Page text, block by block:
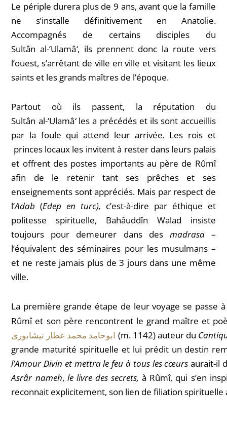
Le périple durera plus de 9 ans, avant que la famille
ne s’installe définitivement en Anatolie.
Accompagnés de certains disciples du
Sultân al-‘Ulamâ‘, ils prennent donc la route vers
l’ouest, s’arrêtant de ville en ville et visitant les lieux
saints et les grands maîtres de l’époque.
Partout où ils passent, la réputation du
Sultân al-‘Ulamâ‘les a précédés et ils sont accueillis
par la foule qui attend leur arrivée. Les rois et
princes locaux les invitent à rester dans leurs palais
et offrent des postes importants au père de Rûmî
afin de le retenir tant ses prêches et ses
enseignements sont appréciés. Mais par respect de
l’Adab (Edep en turc), c’est-à-dire par éthique et
politesse spirituelle, Bahâuddîn Walad insiste
toujours pour demeurer dans des madrasa –
l’équivalent des séminaires pour les musulmans –
et ne reste jamais plus de 3 jours dans une même
ville.
La première grande étape de leur voyage se passe
Rûmî et son père rencontrent le grand maître et
ابوحامد محمد عطار نیشابوری (m. 1142) auteur du
grande maturité spirituelle et lui prédit un destin
l’Amour Divin et mettra le feu à tous lescœurs aurait-il
Asrâr nameh, le livre des secrets, à Rûmî, qui s’en
reconnait explicitement,son lien de filiation spirituelle